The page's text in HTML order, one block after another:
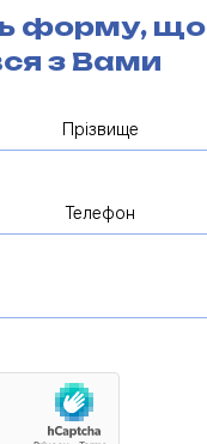
форму,
з Вами